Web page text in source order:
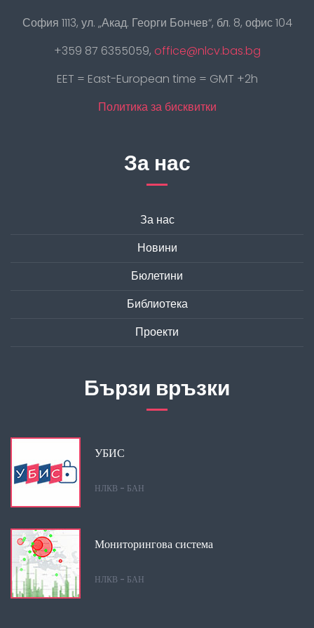
София 1113, ул. „Акад. Георги Бончев“, бл. 8, офис 104
+359 87 6355059, office@nlcv.bas.bg
EET = East-European time = GMT +2h
Политика за бисквитки
За нас
За нас
Новини
Бюлетини
Библиотека
Проекти
Бързи връзки
УБИС
НЛКВ - БАН
Мониторингова система
НЛКВ - БАН